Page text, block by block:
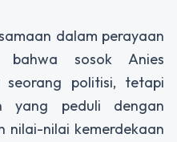
dalam perayaan
bahwa sosok Anies
seorang politisi, tetapi
yang peduli dengan
nilai-nilai kemerdekaan